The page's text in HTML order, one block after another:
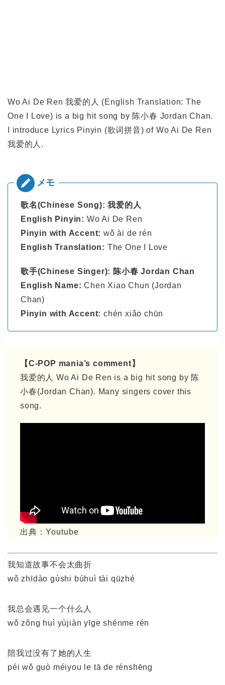
Wo Ai De Ren 我爱的人 (English Translation: The
One I Love) is a big hit song by 陈小春 Jordan Chan.
I introduce Lyrics Pinyin (歌词拼音) of Wo Ai De Ren
我爱的人.
歌名(Chinese Song): 我爱的人
English Pinyin: Wo Ai De Ren
Pinyin with Accent: wǒ ài de rén
English Translation: The One I Love
歌手(Chinese Singer): 陈小春 Jordan Chan
English Name:Chen Xiao Chun (Jordan
Chan)
Pinyin with Accent: chén xiǎo chūn
【C-POP mania’s comment】
我爱的人 Wo Ai De Ren is a big hit song by 陈
小春(Jordan Chan). Many singers cover this
song.
出典：Youtube
我知道故事不会太曲折
wǒ zhīdào gùshi búhuì tài qūzhé
我总会遇见一个什么人
wǒ zǒng huì yùjiàn yīge shénme rén
陪我过没有了她的人生
péi wǒ guò méiyou le tā de rénshēng